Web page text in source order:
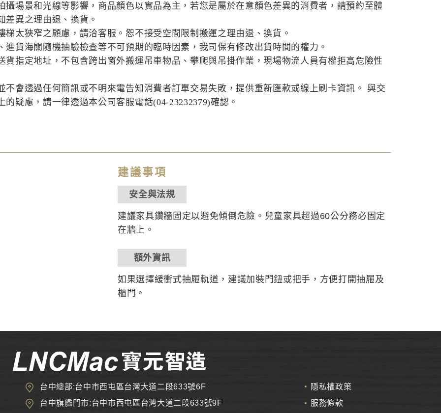
攝場景和光線等影響，商品顏色以實品為主，若您是屬於在意顏色差異的消費者，請預約至體
差異之理由退、換貨。
太狹窄之顧慮，請洽客服。恕不接受空間限制搬運之理由退、換貨。
貨海關隨機抽驗檢查等不可預期的臨時因素，我司保有修改出貨時間的權力。
貨指定地址，不包含跨出窗外搬運吊車物品、攀爬與吊掛作業，現場物流人員有權拒高危險性
不會透過任何簡訊或不明來電告知消費者訂單交易失敗，提供重新匯款或線上刷卡資訊。 與交
疑慮，請一律透過本公司客服電話(04-23232379)確認。
建議事項
安全與法規
建議家具鑽牆固定以避免傾倒危險。兒童家具超過60公分務必固定
在牆上。
額外資訊
如果選擇緩衝式抽屜軌道，建議加裝門鈕或把手，方便打開抽屜及
櫃門。
台中總部:台中市西屯區台灣大道二段633號6F
台中旗艦門市:台中市西屯區台灣大道二段633號9F
隱私權政策
服務條款